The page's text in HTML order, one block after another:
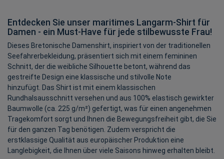
Entdecken Sie unser maritimes Langarm-Shirt für
Damen - ein Must-Have für jede stilbewusste Frau!
Dieses Bretonische Damenshirt, inspiriert von der traditionellen
Seefahrerbekleidung, präsentiert sich mit einem femininen
Schnitt, der die weibliche Silhouette betont, während das
gestreifte Design eine klassische und stilvolle Note
hinzufügt. Das Shirt ist mit einem klassischen
Rundhalsausschnitt versehen und aus 100% elastisch gewirkter
Baumwolle (ca. 225 g/m²) gefertigt, was für einen angenehmen
Tragekomfort sorgt und Ihnen die Bewegungsfreiheit gibt, die Sie
für den ganzen Tag benötigen. Zudem verspricht die
erstklassige Qualität aus europäischer Produktion eine
Langlebigkeit, die Ihnen über viele Saisons hinweg erhalten bleibt.